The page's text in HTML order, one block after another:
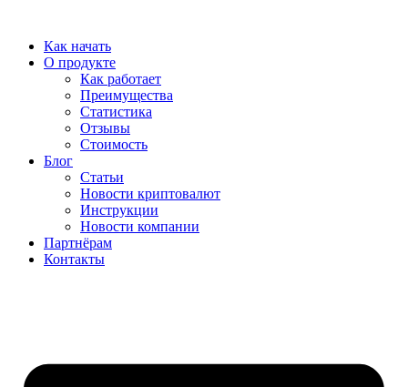
содержимому
Как начать
О продукте
Как работает
Преимущества
Статистика
Отзывы
Стоимость
Блог
Статьи
Новости криптовалют
Инструкции
Новости компании
Партнёрам
Контакты